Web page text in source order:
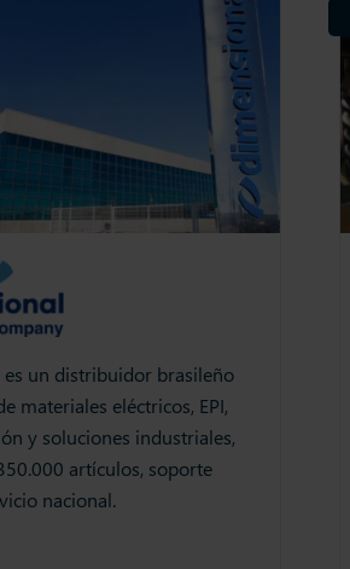
un distribuidor brasileño
materiales eléctricos, EPI,
y soluciones industriales,
artículos, soporte
nacional.